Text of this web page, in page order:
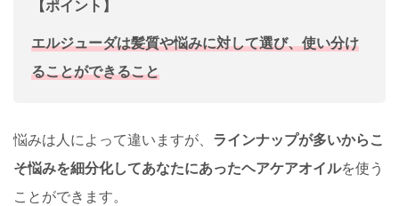
【ポイント】
エルジューダは髪質や悩みに対して選び、使い分け
ることができること
悩みは人によって違いますが、 ラインナップが多いからこ
そ悩みを細分化してあなたにあったヘアケアオイルを使う
ことができます。